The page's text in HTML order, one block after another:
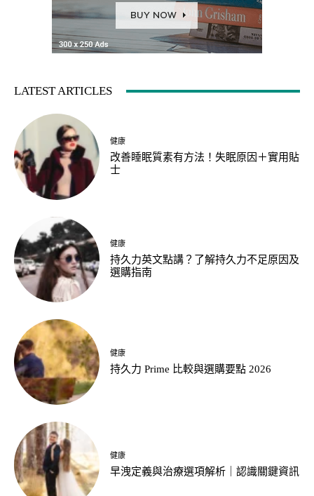
LATEST ARTICLES
健康
改善睡眠質素有方法！失眠原因＋實用貼
士
健康
持久力英文點講？了解持久力不足原因及
選購指南
健康
持久力 Prime 比較與選購要點 2026
健康
早洩定義與治療選項解析｜認識關鍵資訊